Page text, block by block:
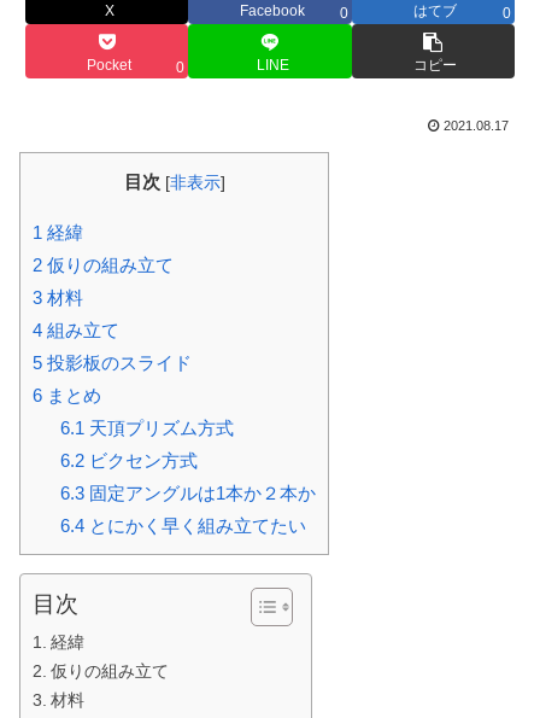
X Facebook 0 はてブ 0
Pocket 0 LINE コピー
2021.08.17
目次 [非表示]
1 経緯
2 仮りの組み立て
3 材料
4 組み立て
5 投影板のスライド
6 まとめ
6.1 天頂プリズム方式
6.2ビクセン方式
6.3固定アングルは1本か２本か
6.4とにかく早く組み立てたい
目次
経緯
仮りの組み立て
材料